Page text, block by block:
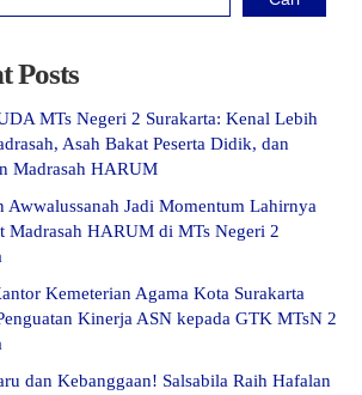
Posts
MTs Negeri 2 Surakarta: Kenal Lebih
Asah Bakat Peserta Didik, dan
Madrasah HARUM
Awwalussanah Jadi Momentum Lahirnya
Madrasah HARUM di MTs Negeri 2
Kemeterian Agama Kota Surakarta
Kinerja ASN kepada GTK MTsN 2
dan Kebanggaan! Salsabila Raih Hafalan